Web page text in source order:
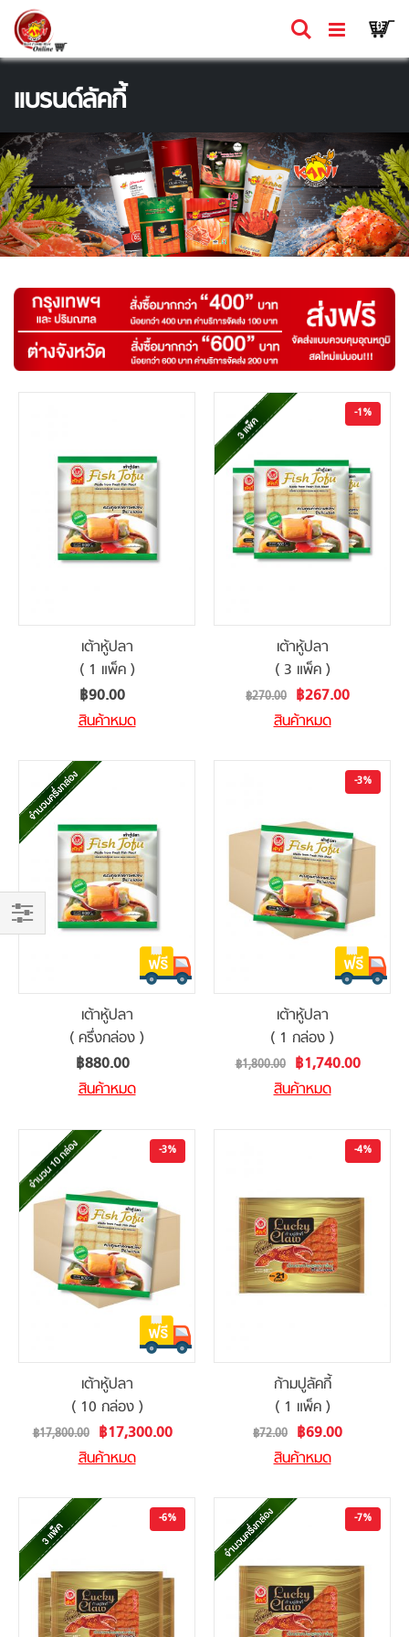
Skip
to
Content
0รายก
ค้นหา
แบรนด์ลัคกี้
Shop
เต้าหู้ปลา
( 1 แพ็ค )
฿90.00
สินค้าหมด
-1%
เต้าหู้ปลา
( 3 แพ็ค )
Special
Price
฿267.00
฿270.00
สินค้าหมด
เต้าหู้ปลา
( ครึ่งกล่อง )
฿880.00
สินค้าหมด
-3%
เต้าหู้ปลา
( 1 กล่อง )
Special
Price
฿1,740.00
฿1,800.00
สินค้าหมด
-3%
เต้าหู้ปลา
( 10 กล่อง )
Special
Price
฿17,300.00
฿17,800.00
สินค้าหมด
-4%
ก้ามปูลัคกี้
( 1 แพ็ค )
Special
Price
฿69.00
฿72.00
สินค้าหมด
-6% -7%